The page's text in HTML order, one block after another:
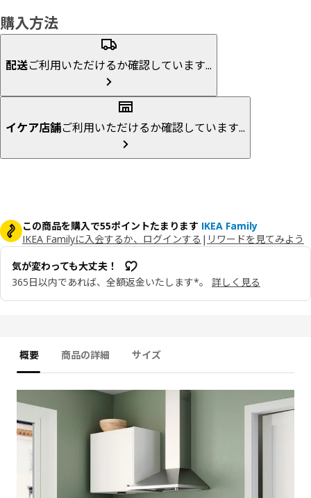
購入方法
配送ご利用いただけるか確認しています...
イケア店舗ご利用いただけるか確認しています...
この商品を購入で55ポイントたまります IKEA Family
IKEA Familyに入会するか、ログインする | リワードを見てみよう
気が変わっても大丈夫！
365日以内であれば、全額返金いたします*。
詳しく見る
概要 商品の詳細 サイズ